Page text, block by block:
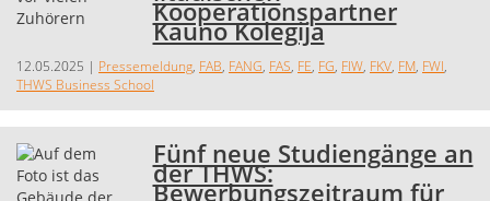
Kooperationspartner
Kauno Kolegija
12.05.2025 | Pressemeldung, FAB, FANG, FAS, FE, FG, FIW, FKV, FM, FWI,
THWS Business School
Fünf neue Studiengänge an
der THWS:
Bewerbungszeitraum für